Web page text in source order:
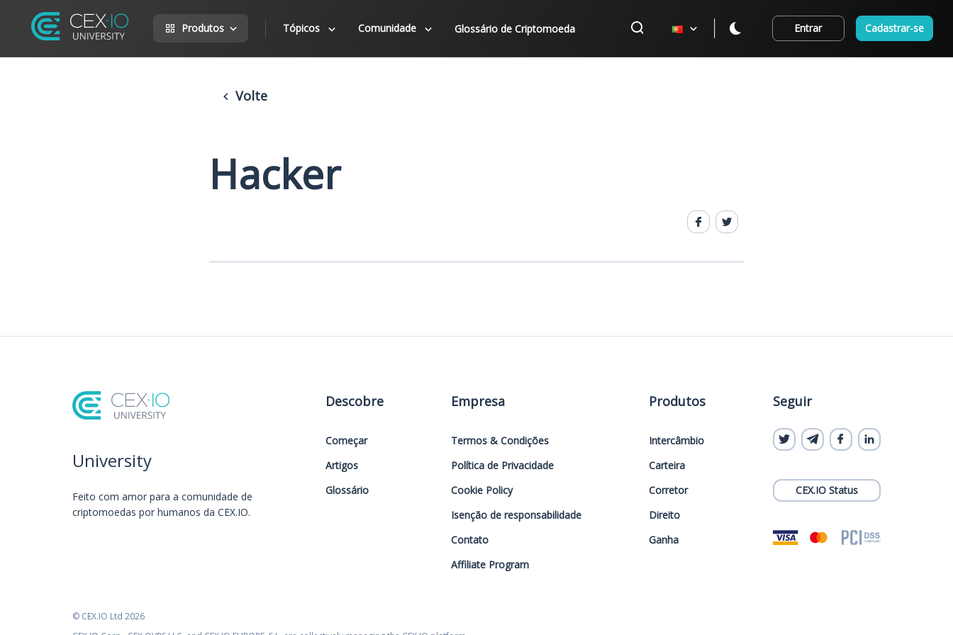
Produtos Tópicos Comunidade Glossário de Criptomoeda Entrar Cadastrar-se
Volte
Hacker
University
Feito com amor️ para a comunidade de
criptomoedas por humanos da CEX.IO.
Descobre
Começar
Artigos
Glossário
Empresa
Termos & Condições
Política de Privacidade
Cookie Policy
Isenção de responsabilidade
Contato
Affiliate Program
Produtos
Intercâmbio
Carteira
Corretor
Direito
Ganha
Seguir
CEX.IO Status
© CEX.IO Ltd 2026